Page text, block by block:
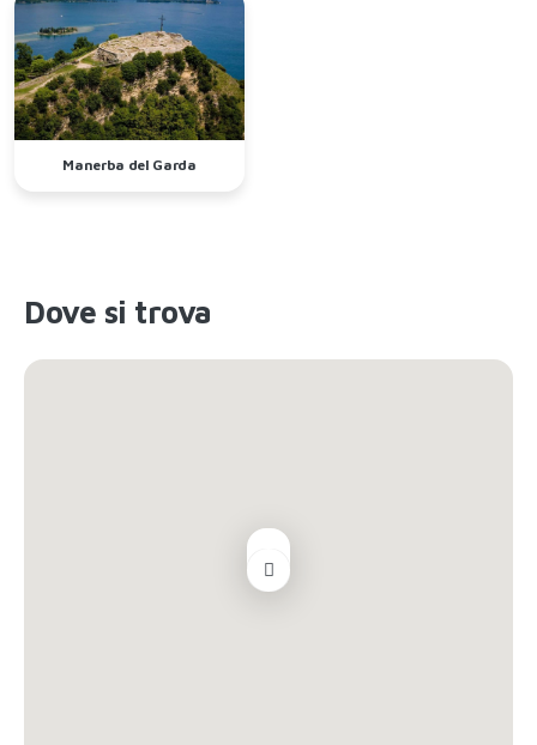
Manerba del Garda
Dove si trova